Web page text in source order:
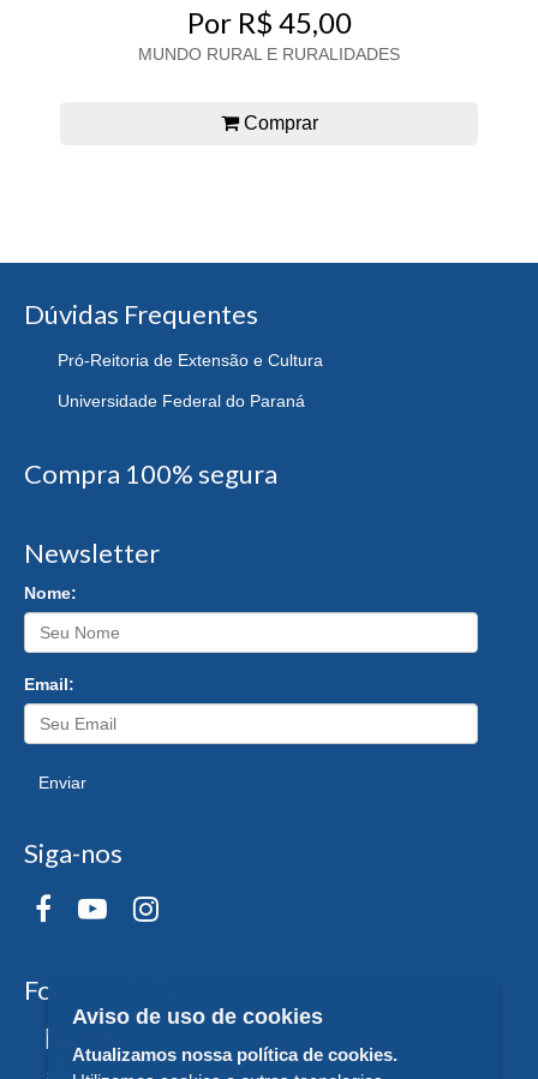
Por R$ 45,00
MUNDO RURAL E RURALIDADES
Comprar
Dúvidas Frequentes
Pró-Reitoria de Extensão e Cultura
Universidade Federal do Paraná
Compra 100% segura
Newsletter
Nome:
Email:
Enviar
Siga-nos
Formas de Pagamento
Aviso de uso de cookies
Atualizamos nossa política de cookies.